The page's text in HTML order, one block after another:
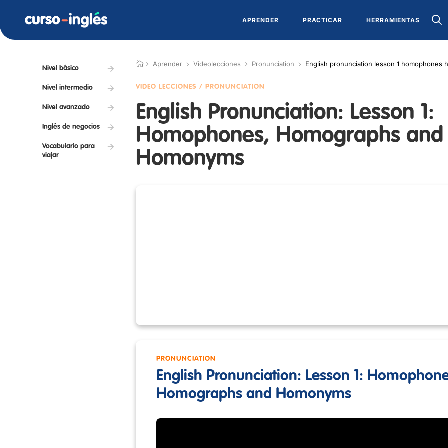
APRENDER PRACTICAR HERRAMIENTAS
Nivel básico
Nivel intermedio
Nivel avanzado
Inglés de negocios
Vocabulario para
viajar
Aprender Videolecciones Pronunciation English pronunciation lesson 1 homophones
VIDEO LECCIONES / PRONUNCIATION
English Pronunciation: Lesson 1:
Homophones, Homographs and
Homonyms
PRONUNCIATION
English Pronunciation: Lesson 1:
Homographs and Homonyms